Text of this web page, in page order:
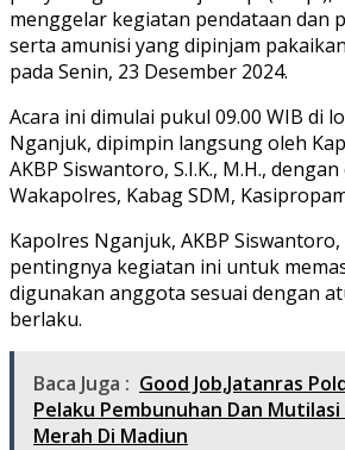
menggelar kegiatan pendataan dan
serta amunisi yang dipinjam
pada Senin, 23 Desember 2024.
Acara ini dimulai pukul 09.00 WIB di
Nganjuk, dipimpin langsung oleh
AKBP Siswantoro, S.I.K., M.H.,
Wakapolres, Kabag SDM,
Kapolres Nganjuk, AKBP
pentingnya kegiatan ini untuk
digunakan anggota sesuai dengan
berlaku.
Baca Juga : Good Job,Jatanras
Pelaku Pembunuhan Dan
Merah Di Madiun